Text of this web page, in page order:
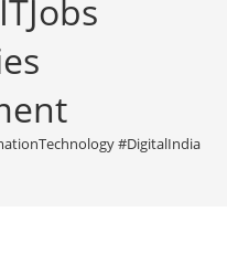
#DigitalIndia